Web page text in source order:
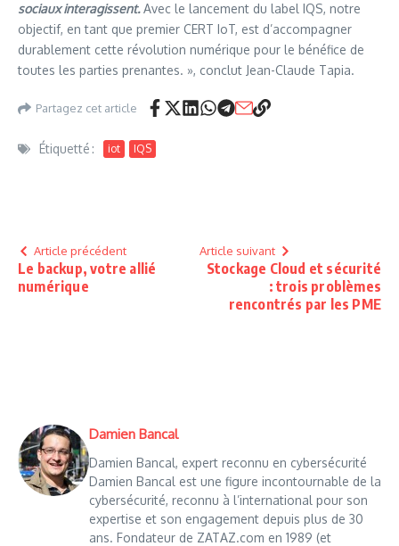
sociaux interagissent.Avec le lancement du label IQS, notre
objectif, en tant que premier CERT IoT, est d’accompagner
durablement cette révolution numérique pour le bénéfice de
toutes les parties prenantes. », conclut Jean-Claude Tapia.
Partagez cet article
Étiquetté : iot IQS
Article précédent
Le backup, votre allié
numérique
Article suivant
Stockage Cloud et sécurité
: trois problèmes
rencontrés par les PME
Damien Bancal
Damien Bancal, expert reconnu en cybersécurité
Damien Bancal est une figure incontournable de la
cybersécurité, reconnu à l’international pour son
expertise et son engagement depuis plus de 30
ans. Fondateur de ZATAZ.com en 1989 (et